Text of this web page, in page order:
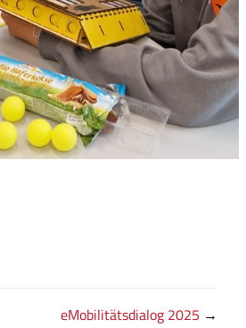
eMobilitätsdialog 2025 →